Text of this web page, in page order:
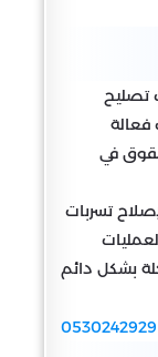
تصليح
فعالة
في
تسربات
بشكل دائم